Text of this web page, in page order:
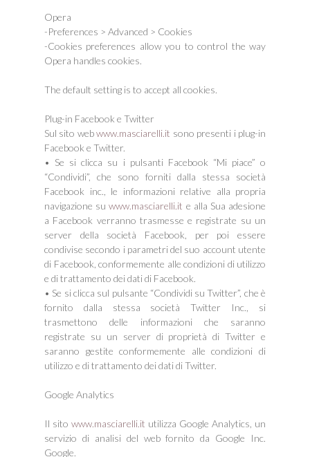
Opera
-Preferences > Advanced > Cookies
-Cookies preferences allow you to control the way
Opera handles cookies.
The default setting is to accept all cookies.
Plug-in Facebook e Twitter
Sul sito webwww.masciarelli.it sono presenti i plug-in
Facebook e Twitter.
• Se si clicca su i pulsanti Facebook “Mi piace” o
“Condividi”, che sono forniti dalla stessa società
Facebook inc., le informazioni relative alla propria
navigazione suwww.masciarelli.it e alla Sua adesione
a Facebook verranno trasmesse e registrate su un
server della società Facebook, per poi essere
condivise secondo i parametri del suo account utente
di Facebook, conformemente alle condizioni di utilizzo
e di trattamento dei dati di Facebook.
• Se si clicca sul pulsante “Condividi su Twitter”, che è
fornito dalla stessa società Twitter Inc., si
trasmettono delle informazioni che saranno
registrate su un server di proprietà di Twitter e
saranno gestite conformemente alle condizioni di
utilizzo e di trattamento dei dati di Twitter.
Google Analytics
Il sito www.masciarelli.it utilizza Google Analytics, un
servizio di analisi del web fornito da Google Inc.
Google.